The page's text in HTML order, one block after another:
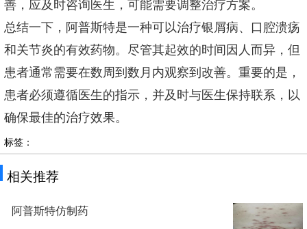
善，应及时咨询医生，可能需要调整治疗方案。
总结一下，阿普斯特是一种可以治疗银屑病、口腔溃疡
和关节炎的有效药物。尽管其起效的时间因人而异，但
患者通常需要在数周到数月内观察到改善。重要的是，
患者必须遵循医生的指示，并及时与医生保持联系，以
确保最佳的治疗效果。
标签：
相关推荐
阿普斯特仿制药